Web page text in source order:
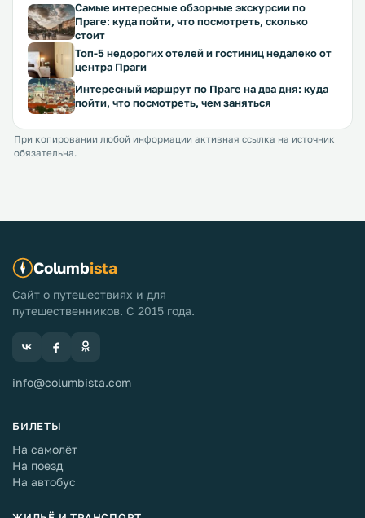
Самые интересные обзорные экскурсии по
Праге: куда пойти, что посмотреть, сколько
стоит
Топ-5 недорогих отелей и гостиниц недалеко от
центра Праги
Интересный маршрут по Праге на два дня: куда
пойти, что посмотреть, чем заняться
При копировании любой информации активная ссылка на источник
обязательна.
Columbista
Сайт о путешествиях и для
путешественников. С 2015 года.
info@columbista.com
БИЛЕТЫ
На самолёт
На поезд
На автобус